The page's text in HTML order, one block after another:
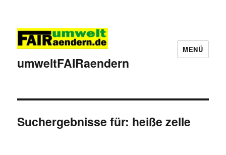
umweltFAIRaendern
MENÜ
Suchergebnisse für: heiße zelle